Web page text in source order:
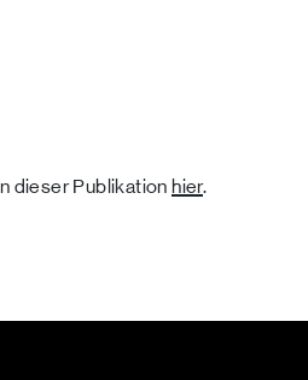
dieser Publikation hier.